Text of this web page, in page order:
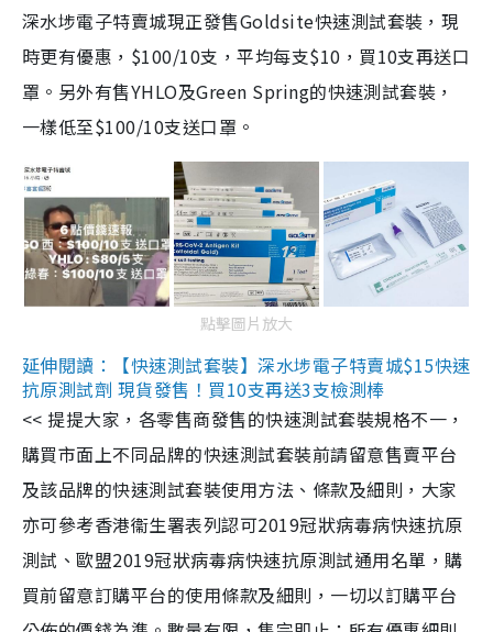
深水埗電子特賣城現正發售Goldsite快速測試套裝，現
時更有優惠，$100/10支，平均每支$10，買10支再送口
罩。另外有售YHLO及Green Spring的快速測試套裝，
一樣低至$100/10支送口罩。
點擊圖片放大
延伸閱讀：【快速測試套裝】深水埗電子特賣城$15快速
抗原測試劑 現貨發售！買10支再送3支檢測棒
<< 提提大家，各零售商發售的快速測試套裝規格不一，
購買市面上不同品牌的快速測試套裝前請留意售賣平台
及該品牌的快速測試套裝使用方法、條款及細則，大家
亦可參考香港衞生署表列認可2019冠狀病毒病快速抗原
測試、歐盟2019冠狀病毒病快速抗原測試通用名單，購
買前留意訂購平台的使用條款及細則，一切以訂購平台